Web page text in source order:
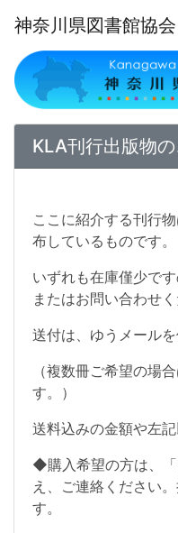
神奈川県図書館協会
KLA刊行出版物
ここに紹介する刊行
布し
いずれも在庫僅少で
または
送付は、ゆうメールを
（複数冊ご希望の場
送料込みの金額や左
◆購入希望の方は、
え、ご連絡ください
す。